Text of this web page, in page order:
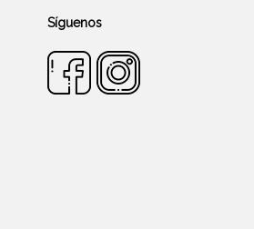
Síguenos